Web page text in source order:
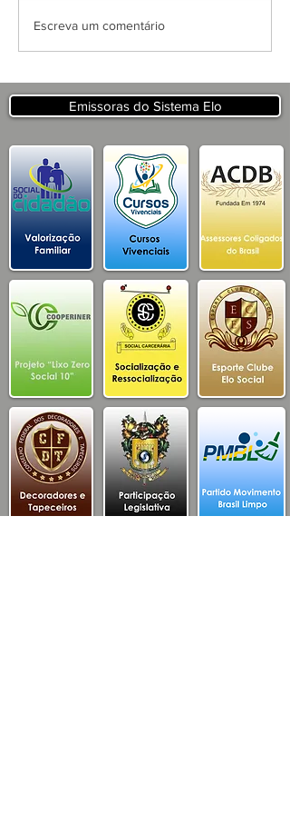
APRESENTAÇÃO DO
TURISMO E
DESENVOLVIMENTO
ECONOMICO PB
Escreva um comentário
Emissoras do Sistema Elo